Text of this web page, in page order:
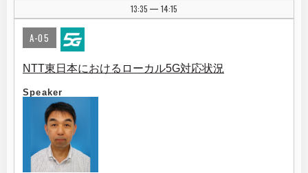
13:35 | 14:15
A-05
NTT東日本におけるローカル5G対応状況
Speaker